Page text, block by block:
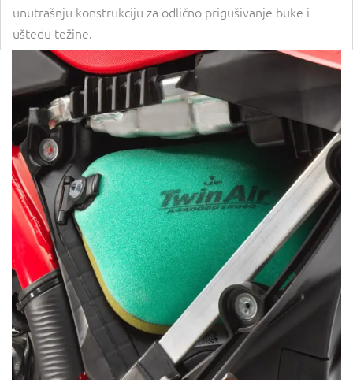
unutrašnju konstrukciju za odlično prigušivanje buke i
uštedu težine.